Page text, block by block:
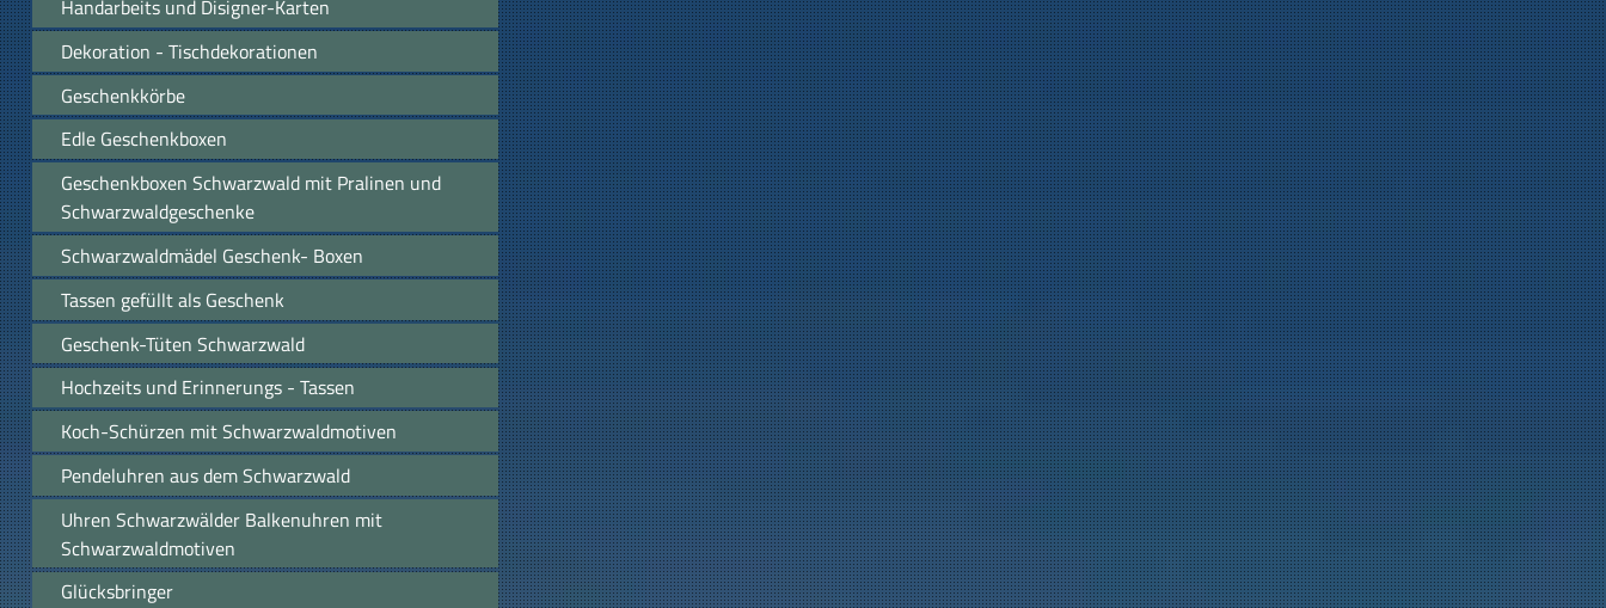
Handarbeits und Disigner-Karten
Dekoration - Tischdekorationen
Geschenkkörbe
Edle Geschenkboxen
Geschenkboxen Schwarzwald mit Pralinen und
Schwarzwaldgeschenke
Schwarzwaldmädel Geschenk- Boxen
Tassen gefüllt als Geschenk
Geschenk-Tüten Schwarzwald
Hochzeits und Erinnerungs - Tassen
Koch-Schürzen mit Schwarzwaldmotiven
Pendeluhren aus dem Schwarzwald
Uhren Schwarzwälder Balkenuhren mit
Schwarzwaldmotiven
Glücksbringer